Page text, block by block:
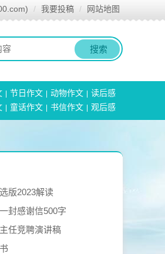
我要投稿 网站地图
搜索
节日作文 动物作文
读后感
童话作文 书信作文 观后感
版2023解读
封感谢信500字
任竞聘演讲稿